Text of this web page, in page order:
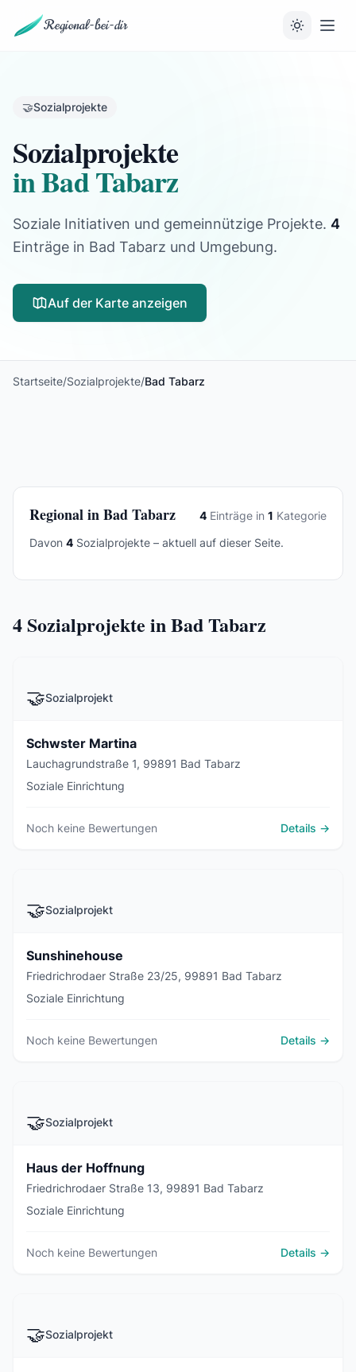
Regional-bei-dir
🤝Sozialprojekte
Sozialprojekte
in Bad Tabarz
Soziale Initiativen und gemeinnützige Projekte. 4
Einträge in Bad Tabarz und Umgebung.
Auf der Karte anzeigen
Startseite/Sozialprojekte/Bad Tabarz
Regional in Bad Tabarz 4 Einträge in 1 Kategorie
Davon 4 Sozialprojekte – aktuell auf dieser Seite.
4Sozialprojekte in Bad Tabarz
🤝Sozialprojekt
Schwster Martina
Lauchagrundstraße 1, 99891 Bad Tabarz
Soziale Einrichtung
Noch keine Bewertungen Details →
🤝Sozialprojekt
Sunshinehouse
Friedrichrodaer Straße 23/25, 99891 Bad Tabarz
Soziale Einrichtung
Noch keine Bewertungen Details →
🤝Sozialprojekt
Haus der Hoffnung
Friedrichrodaer Straße 13, 99891 Bad Tabarz
Soziale Einrichtung
Noch keine Bewertungen Details →
🤝Sozialprojekt